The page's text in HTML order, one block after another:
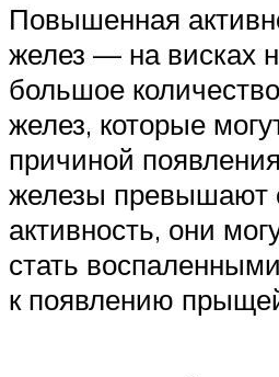
Повышенная
желез — на висках
большое
желез, которые
причиной
железы превышают
активность, они
стать
к появлению